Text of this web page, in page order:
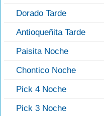
Dorado Tarde
Antioqueñita Tarde
Paisita Noche
Chontico Noche
Pick 4 Noche
Pick 3 Noche